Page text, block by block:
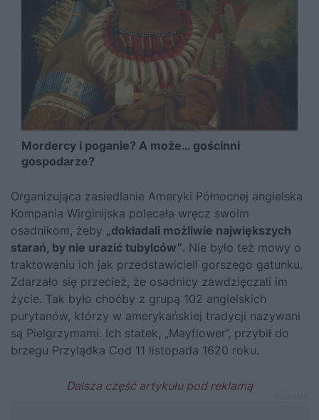
Mordercy i poganie? A może… gościnni
gospodarze?
Organizująca zasiedlanie Ameryki Północnej angielska
Kompania Wirginijska polecała wręcz swoim
osadnikom, żeby „dokładali możliwie największych
starań, by nie urazić tubylców”. Nie było też mowy o
traktowaniu ich jak przedstawicieli gorszego gatunku.
Zdarzało się przecież, że osadnicy zawdzięczali im
życie. Tak było choćby z grupą 102 angielskich
purytanów, którzy w amerykańskiej tradycji nazywani
są Pielgrzymami. Ich statek, „Mayflower”, przybił do
brzegu Przylądka Cod 11 listopada 1620 roku.